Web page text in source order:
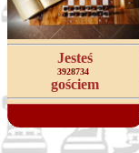
Jesteś
3928734
gościem